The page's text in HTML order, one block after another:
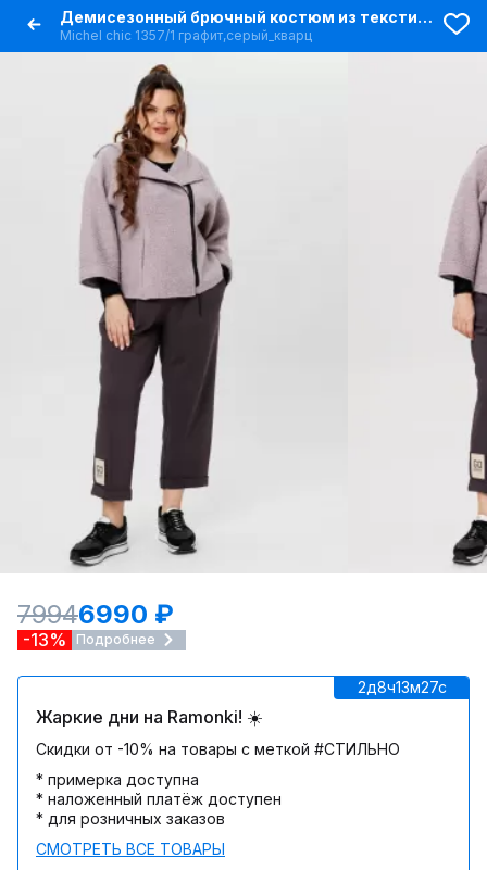
Демисезонный брючный костюм из текстиля и шерсти на каждый день
Michel chic 1357/1 графит,серый_кварц
79946990 ₽
-13% Подробнее
2д8ч13м27c
Жаркие дни на Ramonki! ☀️
Скидки от -10% на товары с меткой #СТИЛЬНО
* примерка доступна
* наложенный платёж доступен
* для розничных заказов
СМОТРЕТЬ ВСЕ ТОВАРЫ